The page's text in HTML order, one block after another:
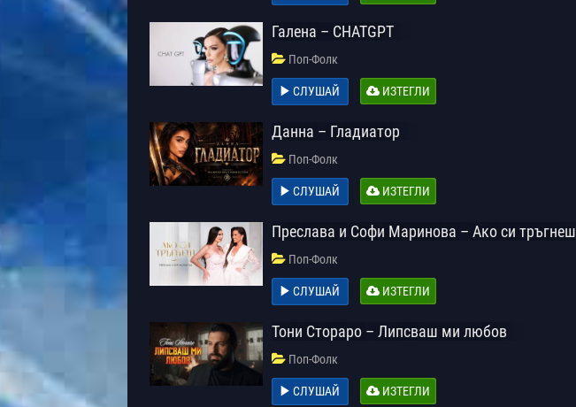
Галена – CHATGPT
Поп-Фолк
СЛУШАЙ ИЗТЕГЛИ
Данна – Гладиатор
Поп-Фолк
СЛУШАЙ ИЗТЕГЛИ
Преслава и Софи Маринова – Ако си тръгнеш
Поп-Фолк
СЛУШАЙ ИЗТЕГЛИ
Тони Стораро – Липсваш ми любов
Поп-Фолк
СЛУШАЙ ИЗТЕГЛИ